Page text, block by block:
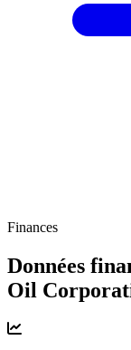
Finances
Données
Oil